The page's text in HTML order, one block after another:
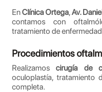
EnClínica Ortega,Av.
contamos con
tratamiento de
Procedimientos
Realizamoscirugía de
oculoplastía, tratamiento
completa.